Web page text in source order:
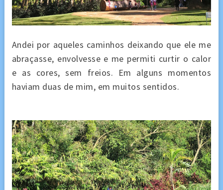
Andei por aqueles caminhos deixando que ele me
abraçasse, envolvesse e me permiti curtir o calor
e as cores, sem freios. Em alguns momentos
haviam duas de mim, em muitos sentidos.